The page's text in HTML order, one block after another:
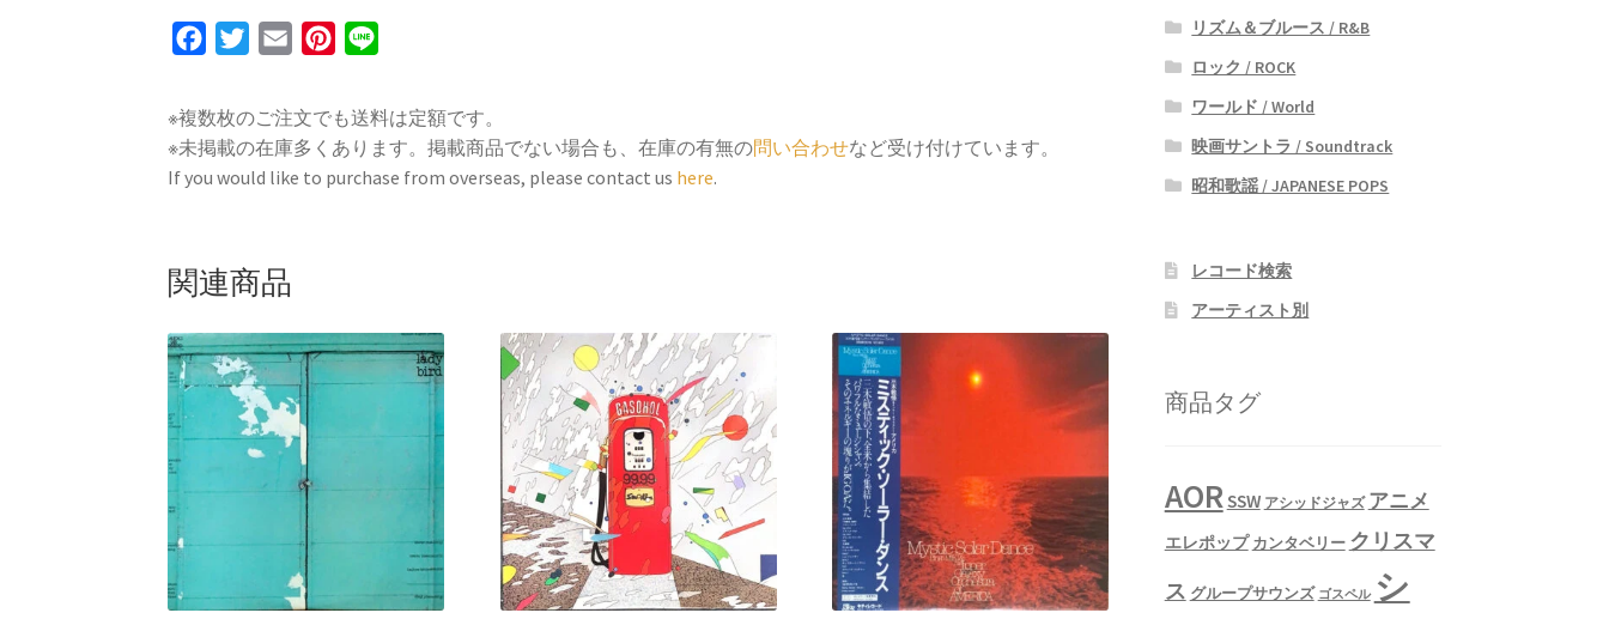
c
e
b
k
t
t
a
i
l
n
t
e
n
e
※複数枚のご注文でも送料は定額です。
※未掲載の在庫多くあります。掲載商品でない場合も、在庫の有無の問い合わせなど受け付けています。
If you would like to purchase from overseas, please contact us here.
関連商品
リズム＆ブルース / R&B
ロック / ROCK
ワールド / World
映画サントラ / Soundtrack
昭和歌謡 / JAPANESE POPS
レコード検索
アーティスト別
商品タグ
AORSSW アシッドジャズ アニメ
エレポップ カンタベリー クリスマ
ス グループサウンズ ゴスペル シ